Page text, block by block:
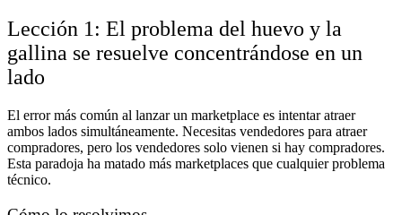
Lección 1: El problema del huevo y la
gallina se resuelve concentrándose en un
lado
El error más común al lanzar un marketplace es intentar atraer
ambos lados simultáneamente. Necesitas vendedores para atraer
compradores, pero los vendedores solo vienen si hay compradores.
Esta paradoja ha matado más marketplaces que cualquier problema
técnico.